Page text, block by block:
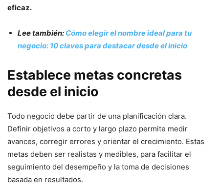
eficaz.
Lee también: Cómo elegir el nombre ideal para tu
negocio: 10 claves para destacar desde el inicio
Establece metas concretas
desde el inicio
Todo negocio debe partir de una planificación clara.
Definir objetivos a corto y largo plazo permite medir
avances, corregir errores y orientar el crecimiento. Estas
metas deben ser realistas y medibles, para facilitar el
seguimiento del desempeño y la toma de decisiones
basada en resultados.